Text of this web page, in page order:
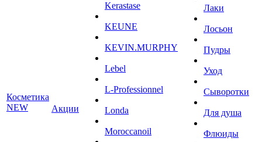
Косметика
NEW
Акции
Kerastase
KEUNE
KEVIN.MURPHY
Lebel
L-Professionnel
Londa
Moroccanoil
Лаки
Лосьон
Пудры
Уход
Сыворотки
Для душа
Флюиды